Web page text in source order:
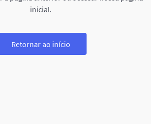
inicial.
Retornar ao início